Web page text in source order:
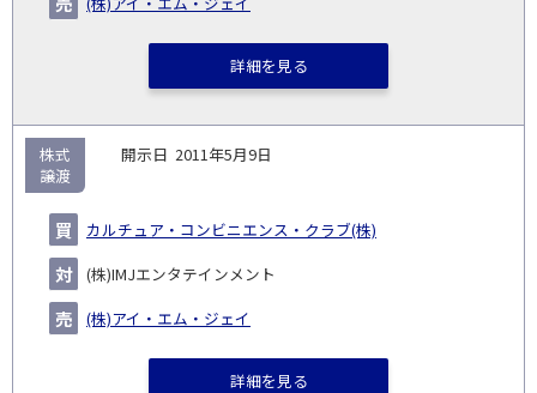
詳細を見る
2011年5月9日
カルチュア・コンビニエンス・クラブ(株)
(株)IMJエンタテインメント
(株)アイ・エム・ジェイ
株式
譲渡
詳細を見る